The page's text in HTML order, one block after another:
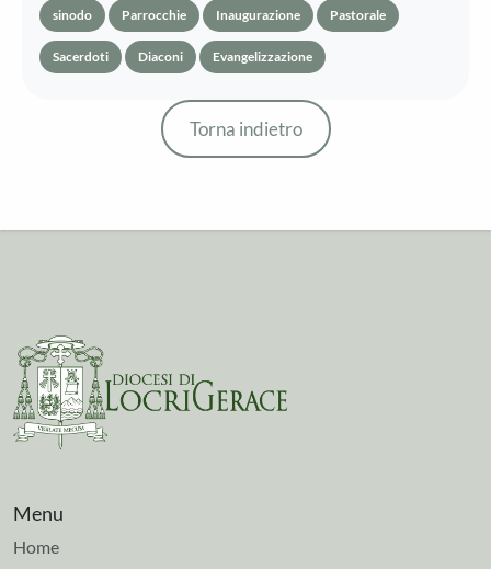
sinodo Parrocchie Inaugurazione Pastorale
Sacerdoti Diaconi Evangelizzazione
Torna indietro
Menu
Home